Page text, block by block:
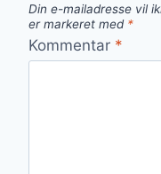
Din e-mailadresse vil
er markeret med *
Kommentar *